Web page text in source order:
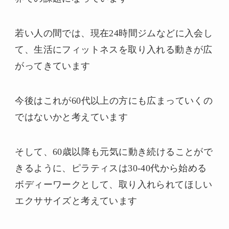
若い人の間では、現在24時間ジムなどに入会し
て、生活にフィットネスを取り入れる動きが広
がってきています
今後はこれが60代以上の方にも広まっていくの
ではないかと考えています
そして、60歳以降も元気に動き続けることがで
きるように、ピラティスは30-40代から始める
ボディーワークとして、取り入れられてほしい
エクササイズと考えています